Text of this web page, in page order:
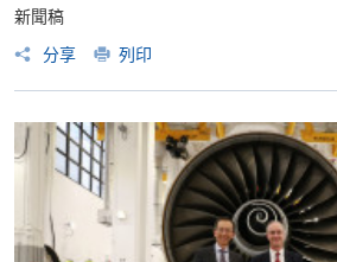
新聞稿
分享
列印